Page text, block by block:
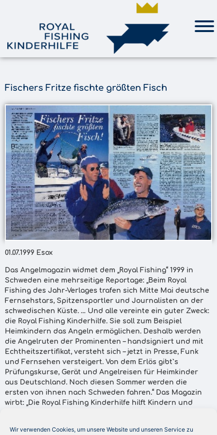
Wir verwenden Cookies, um unsere Website und unseren Service zu
Fischers Fritze fischte größten Fisch
01.07.1999 Esox
Das Angelmagazin widmet dem „Royal Fishing“ 1999 in
Schweden eine mehrseitige Reportage: „Beim Royal
Fishing des Jahr-Verlages trafen sich Mitte Mai deutsche
Fernsehstars, Spitzensportler und Journalisten an der
schwedischen Küste. … Und alle vereinte ein guter Zweck:
die Royal Fishing Kinderhilfe. Sie soll zum Beispiel
Heimkindern das Angeln ermöglichen. Deshalb werden
die Angelruten der Prominenten – handsigniert und mit
Echtheitszertifikat, versteht sich – jetzt in Presse, Funk
und Fernsehen versteigert. Von dem Erlös gibt`s
Prüfungskurse, Gerät und Angelreisen für Heimkinder
aus Deutschland. Noch diesen Sommer werden die
ersten von ihnen nach Schweden fahren.“ Das Magazin
wirbt: „Die Royal Fishing Kinderhilfe hilft Kindern und
Touren statt, die unter anderem von Prominenten aus